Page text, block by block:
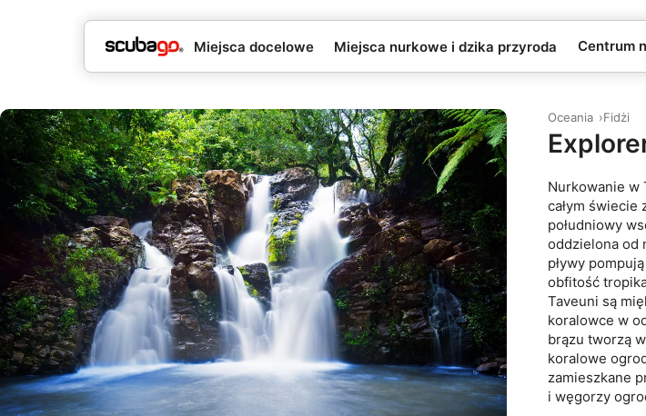
Miejsca docelowe Miejsca nurkowe i dzika przyroda Centrum
Oceania Fidżi
Nurkowanie w
całym
południowy
oddzielona od
pływy
obfitość
Taveuni są
koralowce w
brązu tworzą
koralowe
zamieszkane
i węgorzy